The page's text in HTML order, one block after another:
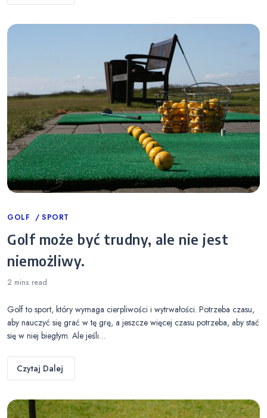
Categories
GOLF SPORT
Golf może być trudny, ale nie jest
niemożliwy.
2 mins read
Golf to sport, który wymaga cierpliwości i wytrwałości. Potrzeba czasu,
aby nauczyć się grać w tę grę, a jeszcze więcej czasu potrzeba, aby stać
się w niej biegłym. Ale jeśli…
Czytaj Dalej